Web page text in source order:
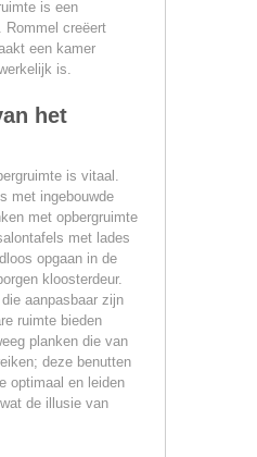
is een
Rommel creëert
een kamer
is.
het
is vitaal.
met ingebouwde
met opbergruimte
met lades
opgaan in de
kloosterdeur.
aanpasbaar zijn
ruimte bieden
planken die van
deze benutten
optimaal en leiden
de illusie van